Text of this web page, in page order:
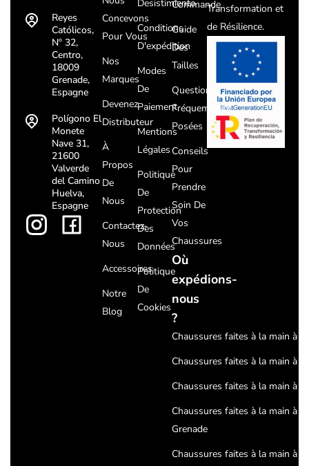
Reyes
Católicos,
Nº 32,
Centro,
18009
Grenade,
Espagne
Polígono El
Monete
Nave 31,
21600
Valverde
del Camino
Huelva,
Espagne
Concevons
Pour Vous
Nos
Marques
Devenez
Distributeur
À
Propos
De
Nous
Contactez-
Nous
Accessoires
Notre
Blog
Desistimiento
Conditions
D'expédition
Modes
De
Paiement
Mentions
Légales
Politique
De
Protection
Des
Données
Politique
De
Cookies
Commande
Guide
Des
Tailles
Questions
Fréquemment
Posées
Conseils
Pour
Prendre
Soin De
Vos
Chaussures
Où
expédions-
nous
?
Chaussures faites à la main à
Chaussures faites à la main à
Chaussures faites à la main à
Chaussures faites à la main à
Grenade
Chaussures faites à la main à
Transformation et
de Résilience.